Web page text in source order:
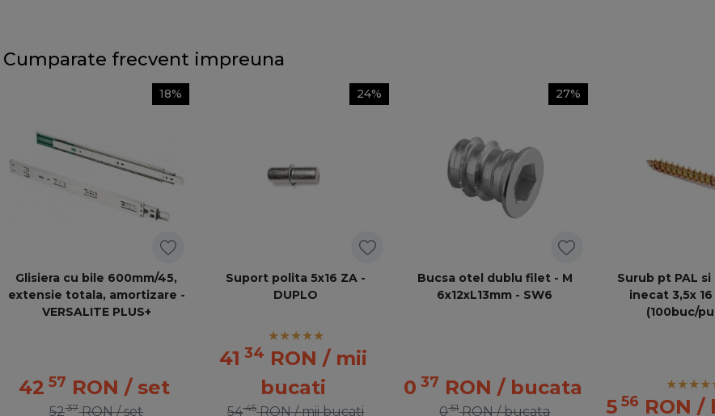
Cumparate frecvent impreuna
18%
Glisiera cu bile 600mm/45,
extensie totala, amortizare -
VERSALITE PLUS+
42 57 RON / set
5237 RON / set
24%
Suport polita 5x16 ZA -
DUPLO
41 34 RON / mii
bucati
5445 RON / mii bucati
27%
Bucsa otel dublu filet - M
6x12xL13mm - SW6
0 37 RON / bucata
051 RON / bucata
Surub pt PAL
inecat 3,5x 16
(100buc/
5 56 RON /